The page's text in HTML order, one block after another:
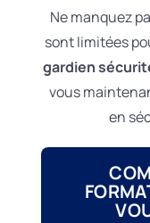
Ne manquez
sont limitées
gardien
vous
en